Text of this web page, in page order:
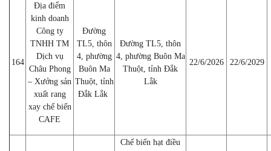
164
Địa điểm
kinh doanh
Công ty
TNHH TM
Dịch vụ
Châu Phong
– Xưởng sản
xuất rang
xay chế biến
CAFE
Đường
TL5, thôn
4, phường
Buôn Ma
Thuột, tỉnh
Đắk Lắk
Đường TL5, thôn
4, phường Buôn Ma
Thuột, tỉnh Đắk
Lắk
22/6/2026 22/6/2029
Chế biến hạt điều